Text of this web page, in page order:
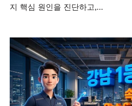
지 핵심 원인을 진단하고,…